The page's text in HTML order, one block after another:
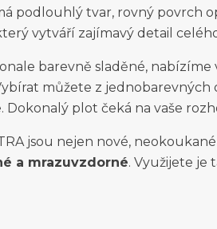
podlouhlý tvar, rovný povrch
vytváří zajímavý detail
barevně sladěné,
můžete z jednobarevných
Dokonalý plot čeká na vaše
jsou nejen nové,
a mrazuvzdorné. Využijete je